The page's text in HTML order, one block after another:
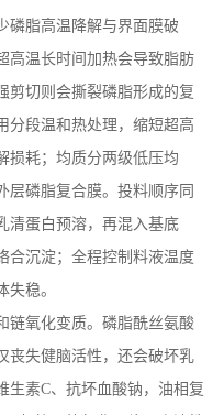
磷脂高温降解与界面膜破
高温长时间加热会导致脂肪
剪切则会撕裂磷脂形成的复
分段温和热处理，缩短超高
损耗；均质分两级低压均
层磷脂复合膜。投料顺序同
清蛋白预溶，再混入基底
合沉淀；全程控制料液温度
稳。
链氧化变质。磷脂酰丝氨酸
丧失健脑活性，还会破坏乳
生素C、抗坏血酸钠，油相复